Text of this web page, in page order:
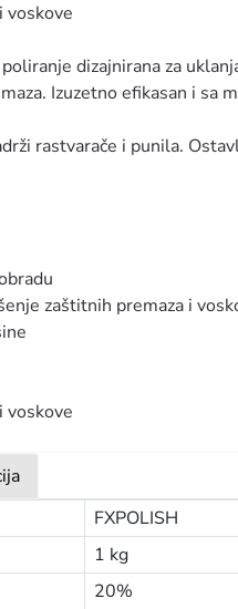
voskove
poliranje dizajnirana za
Izuzetno efikasan i sa
rastvarače i punila.
zaštitnih premaza i
voskove
FXPOLISH
1 kg
20%